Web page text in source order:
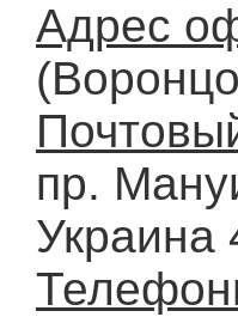
Адрес
пр.
Украина